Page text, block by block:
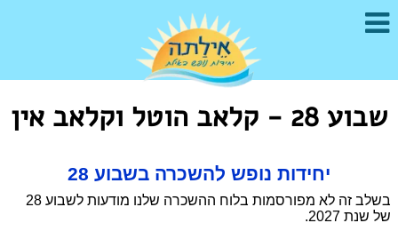
שבוע 28 - קלאב הוטל וקלאב אין
יחידות נופש להשכרה בשבוע 28
בשלב זה לא מפורסמות בלוח ההשכרה שלנו מודעות לשבוע 28
של שנת 2027.